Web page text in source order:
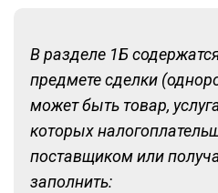
В разделе 1Б
предмете сделки
может быть товар,
которых
поставщиком или
заполнить: